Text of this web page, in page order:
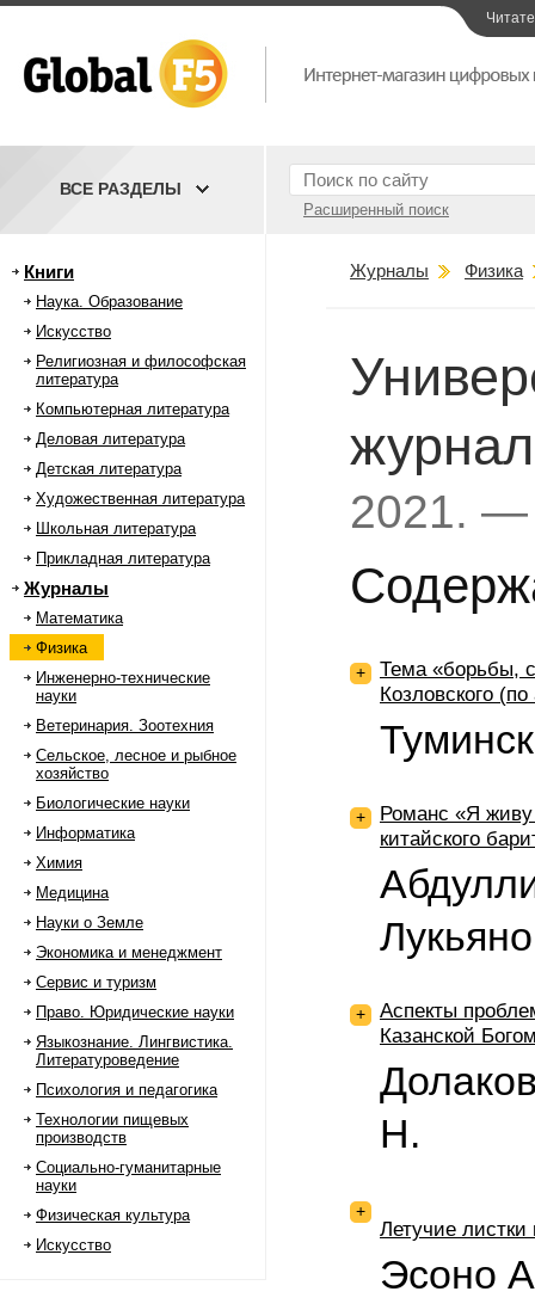
Расширенный поиск
ВСЕ РАЗДЕЛЫ
Книги
Наука. Образование
Искусство
Религиозная и философская
литература
Компьютерная литература
Деловая литература
Детская литература
Художественная литература
Школьная литература
Прикладная литература
Журналы
Математика
Физика
Инженерно-технические
науки
Ветеринария. Зоотехния
Сельское, лесное и рыбное
хозяйство
Биологические науки
Информатика
Химия
Медицина
Науки о Земле
Экономика и менеджмент
Сервис и туризм
Право. Юридические науки
Языкознание. Лингвистика.
Литературоведение
Психология и педагогика
Технологии пищевых
производств
Социально-гуманитарные
науки
Физическая культура
Искусство
Журналы Физика
журнал
2021. —
+
Тема «борьбы,
Козловского
+
Романс «Я живу
китайского
+
Аспекты
Казанской
Н.
+
Летучие
Эсоно